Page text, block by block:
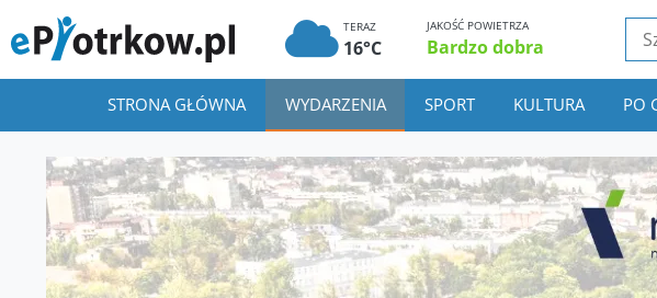
TERAZ
16°C
JAKOŚĆ POWIETRZA
Bardzo dobra
STRONA GŁÓWNA WYDARZENIA SPORT KULTURA PO